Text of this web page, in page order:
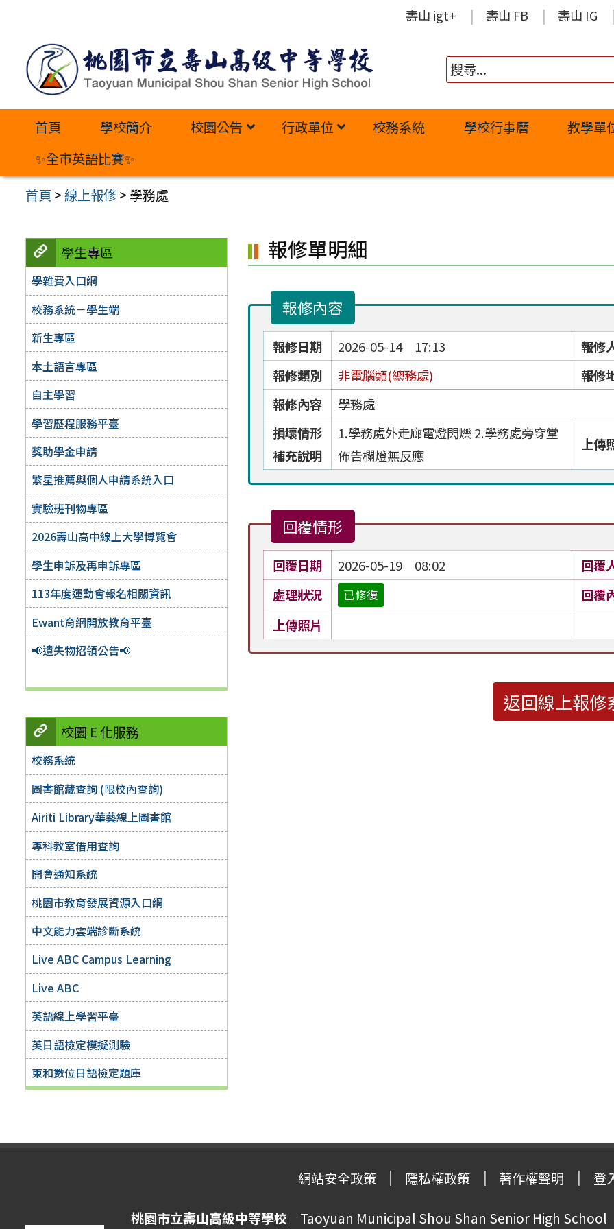
內
壽山 igt+ 壽山 FB 壽山 IG
首頁 學校簡介 校園公告 行政單位 校務系統 學校行事曆
教學單
✨全市英語比賽✨
首頁 >線上報修> 學務處
學生專區
學雜費入口網
校務系統－學生端
新生專區
本土語言專區
自主學習
學習歷程服務平臺
獎助學金申請
繁星推薦與個人申請系統入口
實驗班刊物專區
2026壽山高中線上大學博覽會
學生申訴及再申訴專區
113年度運動會報名相關資訊
Ewant育網開放教育平臺
📢遺失物招領公告📢
校園 E 化服務
校務系統
圖書館藏查詢 (限校內查詢)
Airiti Library華藝線上圖書館
專科教室借用查詢
開會通知系統
桃園市教育發展資源入口網
中文能力雲端診斷系統
Live ABC Campus Learning
Live ABC
英語線上學習平臺
英日語檢定模擬測驗
東和數位日語檢定題庫
報修單明細
報修內容
報修日期 2026-05-14 17:13
報修
報修類別
非電腦類(總務處)
報修
報修內容
學務處
損壞情形
補充說明
1.學務處外走廊電燈閃爍 2.學務處旁穿堂
佈告欄燈無反應
上傳
回覆情形
回覆日期 2026-05-19 08:02
回覆
處理狀況
已修復
回覆
上傳照片
返回線上報修
網站安全政策 隱私權政策 著作權聲明 登
桃園市立壽山高級中等學校 Taoyuan Municipal Shou Shan Senior High School